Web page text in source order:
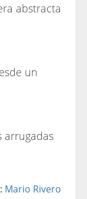
abstracta
un
arrugadas
Mario Rivero